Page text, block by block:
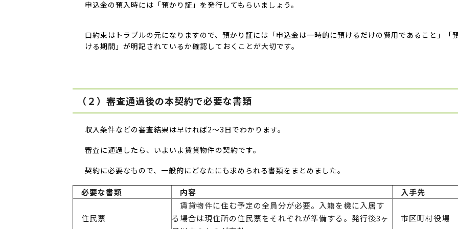
申込金の預入時には「預かり証」を発行してもらいましょう。
口約束はトラブルの元になりますので、預かり証には「申込金は一時的に預けるだけの費用であること」「
ける期間」が明記されているか確認しておくことが大切です。
（２）審査通過後の本契約で必要な書類
収入条件などの審査結果は早ければ2～3日でわかります。
審査に通過したら、いよいよ賃貸物件の契約です。
契約に必要なもので、一般的にどなたにも求められる書類をまとめました。
必要な書類 内容 入手先
住民票
賃貸物件に住む予定の全員分が必要。入籍を機に入居す
る場合は現住所の住民票をそれぞれが準備する。発行後3ヶ
市区町村役場